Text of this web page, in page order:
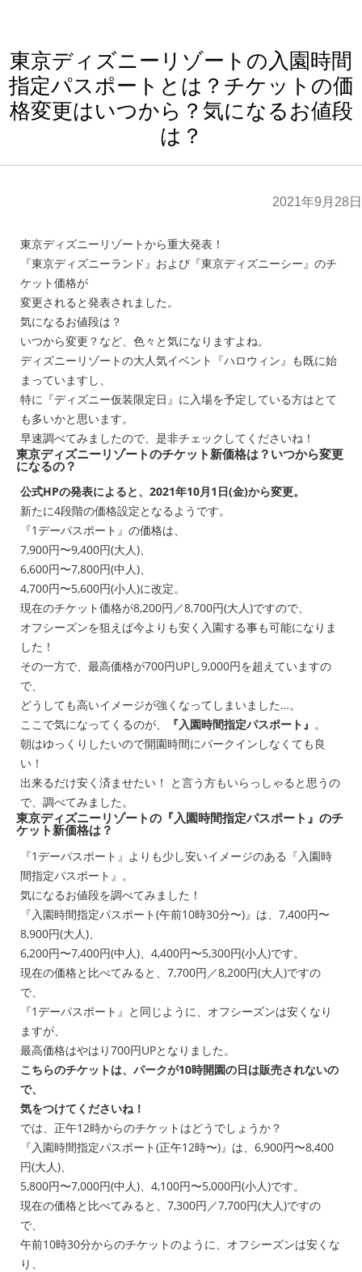
東京ディズニーリゾートの入園時間
指定パスポートとは？チケットの価
格変更はいつから？気になるお値段
は？
2021年9月28日
東京ディズニーリゾートから重大発表！
『東京ディズニーランド』および『東京ディズニーシー』のチ
ケット価格が
変更されると発表されました。
気になるお値段は？
いつから変更？など、色々と気になりますよね。
ディズニーリゾートの大人気イベント『ハロウィン』も既に始
まっていますし、
特に『ディズニー仮装限定日』に入場を予定している方はとて
も多いかと思います。
早速調べてみましたので、是非チェックしてくださいね！
東京ディズニーリゾートのチケット新価格は？いつから変更
になるの？
公式HPの発表によると、2021年10月1日(金)から変更。
新たに4段階の価格設定となるようです。
『1デーパスポート』の価格は、
7,900円〜9,400円(大人)、
6,600円〜7,800円(中人)、
4,700円〜5,600円(小人)に改定。
現在のチケット価格が8,200円／8,700円(大人)ですので、
オフシーズンを狙えば今よりも安く入園する事も可能になりま
した！
その一方で、最高価格が700円UPし9,000円を超えていますの
で、
どうしても高いイメージが強くなってしまいました…。
ここで気になってくるのが、
『入園時間指定パスポート』 。
朝はゆっくりしたいので開園時間にパークインしなくても良
い！
出来るだけ安く済ませたい！ と言う方もいらっしゃると思うの
で、調べてみました。
東京ディズニーリゾートの『入園時間指定パスポート』のチ
ケット新価格は？
『1デーパスポート』よりも少し安いイメージのある『入園時
間指定パスポート』。
気になるお値段を調べてみました！
『入園時間指定パスポート(午前10時30分〜)』は、7,400円〜
8,900円(大人)、
6,200円〜7,400円(中人)、4,400円〜5,300円(小人)です。
現在の価格と比べてみると、7,700円／8,200円(大人)ですの
で、
『1デーパスポート』と同じように、オフシーズンは安くなり
ますが、
最高価格はやはり700円UPとなりました。
こちらのチケットは、パークが10時開園の日は販売されないの
で、
気をつけてくださいね！
では、正午12時からのチケットはどうでしょうか？
『入園時間指定パスポート(正午12時〜)』は、6,900円〜8,400
円(大人)、
5,800円〜7,000円(中人)、4,100円〜5,000円(小人)です。
現在の価格と比べてみると、7,300円／7,700円(大人)ですの
で、
午前10時30分からのチケットのように、オフシーズンは安くな
り、